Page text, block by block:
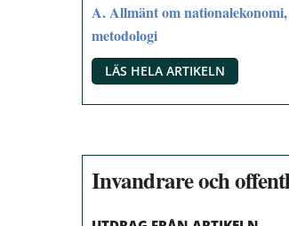
A. Allmänt om
metodologi
LÄS HELA ARTIKELN
Invandrare och